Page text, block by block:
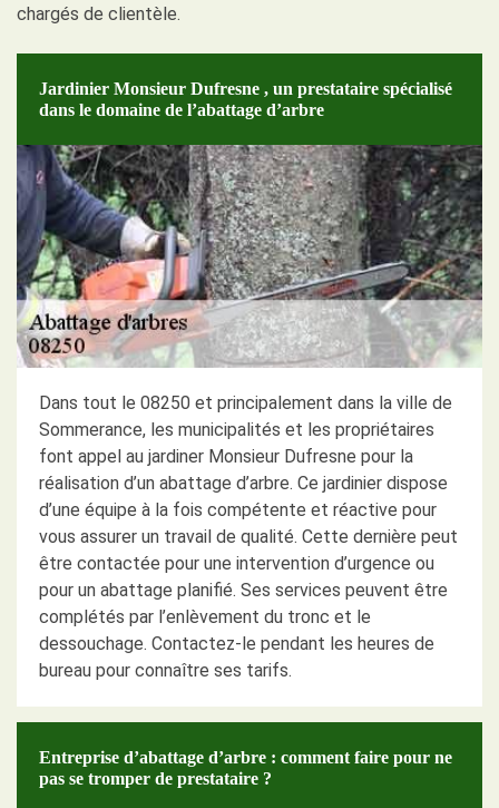
chargés de clientèle.
Jardinier Monsieur Dufresne , un prestataire spécialisé
dans le domaine de l’abattage d’arbre
Dans tout le 08250 et principalement dans la ville de
Sommerance, les municipalités et les propriétaires
font appel au jardiner Monsieur Dufresne pour la
réalisation d’un abattage d’arbre. Ce jardinier dispose
d’une équipe à la fois compétente et réactive pour
vous assurer un travail de qualité. Cette dernière peut
être contactée pour une intervention d’urgence ou
pour un abattage planifié. Ses services peuvent être
complétés par l’enlèvement du tronc et le
dessouchage. Contactez-le pendant les heures de
bureau pour connaître ses tarifs.
Entreprise d’abattage d’arbre : comment faire pour ne
pas se tromper de prestataire ?